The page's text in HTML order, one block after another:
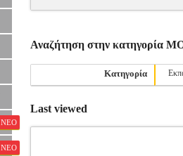
ΝΕΟ
ΝΕΟ
Αναζήτηση στην
Κατηγορία
Last viewed